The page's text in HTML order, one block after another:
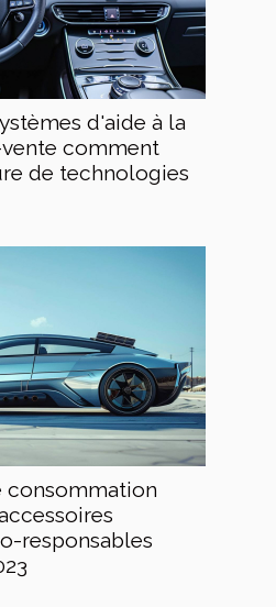
d'aide à la
comment
de technologies
consommation
responsables